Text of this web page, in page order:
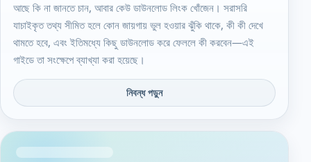
আছে কি না জানতে চান, আবার কেউ ডাউনলোড লিংক খোঁজেন। সরাসরি
যাচাইকৃত তথ্য সীমিত হলে কোন জায়গায় ভুল হওয়ার ঝুঁকি থাকে, কী কী দেখে
থামতে হবে, এবং ইতিমধ্যে কিছু ডাউনলোড করে ফেললে কী করবেন—এই
গাইডে তা সংক্ষেপে ব্যাখ্যা করা হয়েছে।
নিবন্ধ পড়ুন